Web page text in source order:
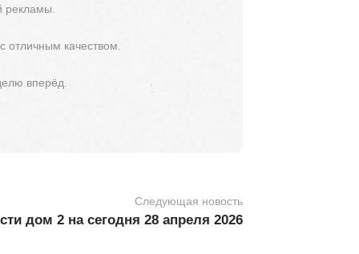
рекламы.
отличным качеством.
вперёд.
Следующая новость
дом 2 на сегодня 28 апреля 2026